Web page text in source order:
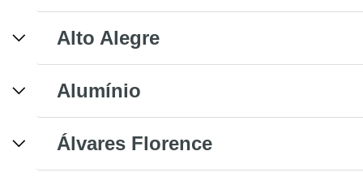
Alto Alegre
Alumínio
Álvares Florence